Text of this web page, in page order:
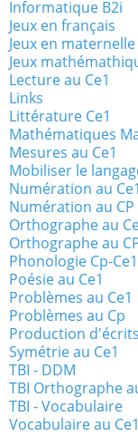
Informatique B2i
Jeux en français
Jeux en maternelle
Jeux
Lecture au Ce1
Links
Littérature Ce1
Mathématiques
Mesures au Ce1
Mobiliser le
Numération au Ce1
Numération au CP
Orthographe au
Orthographe au
Phonologie Cp-Ce1
Poésie au Ce1
Problèmes au Ce1
Problèmes au Cp
Production
Symétrie au Ce1
TBI - DDM
TBI Orthographe
TBI - Vocabulaire
Vocabulaire au Ce1